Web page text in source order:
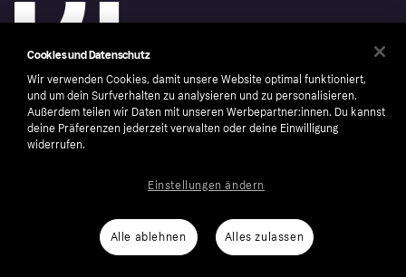
Copyright © 2005-2026 Klarna Bank AB (publ). Headquarters: Stockholm, Sweden. All
Cookies und Datenschutz
Wir verwenden Cookies, damit unsere Website optimal funktioniert,
und um dein Surfverhalten zu analysieren und zu personalisieren.
Außerdem teilen wir Daten mit unseren Werbepartner:innen. Du kannst
deine Präferenzen jederzeit verwalten oder deine Einwilligung
widerrufen.
Alle ablehnen Alles zulassen
Einstellungen ändern